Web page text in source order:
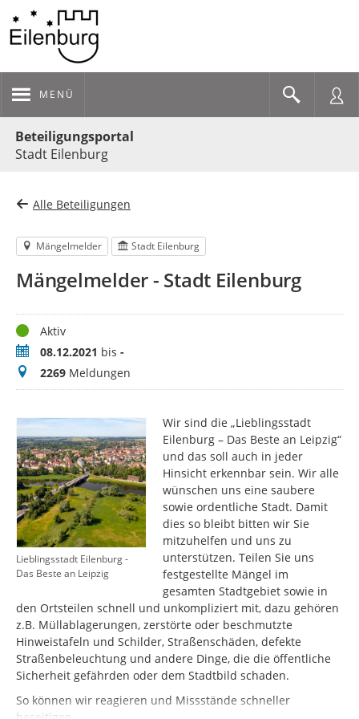
MENÜ
Beteiligungsportal
Stadt Eilenburg
Alle Beteiligungen
Mängelmelder Stadt Eilenburg
Mängelmelder - Stadt Eilenburg
StatusAktiv
Zeitraum08.12.2021 bis -
Meldungen
2269 Meldungen
Lieblingsstadt Eilenburg -
Das Beste an Leipzig
Wir sind die „Lieblingsstadt
Eilenburg – Das Beste an Leipzig“
und das soll auch in jeder
Hinsicht erkennbar sein. Wir alle
wünschen uns eine saubere
sowie ordentliche Stadt. Damit
dies so bleibt bitten wir Sie
mitzuhelfen und uns zu
unterstützen. Teilen Sie uns
festgestellte Mängel im
gesamten Stadtgebiet sowie in
den Ortsteilen schnell und unkompliziert mit, dazu gehören
z.B. Müllablagerungen, zerstörte oder beschmutzte
Hinweistafeln und Schilder, Straßenschäden, defekte
Straßenbeleuchtung und andere Dinge, die die öffentliche
Sicherheit gefährden oder dem Stadtbild schaden.
So können wir reagieren und Missstände schneller